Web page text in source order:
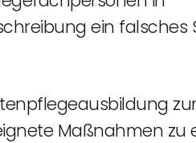
ein falsches
Maßnahmen zu